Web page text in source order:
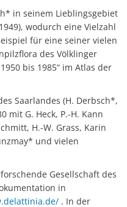
in seinem Lieblingsgebiet
wodurch eine Vielzahl
für eine seiner vielen
des Völklinger
bis 1985“ im Atlas der
Saarlandes (H. Derbsch*,
mit G. Heck, P.-H. Kann
H.-W. Grass, Karin
und vielen
Gesellschaft des
in
. In der